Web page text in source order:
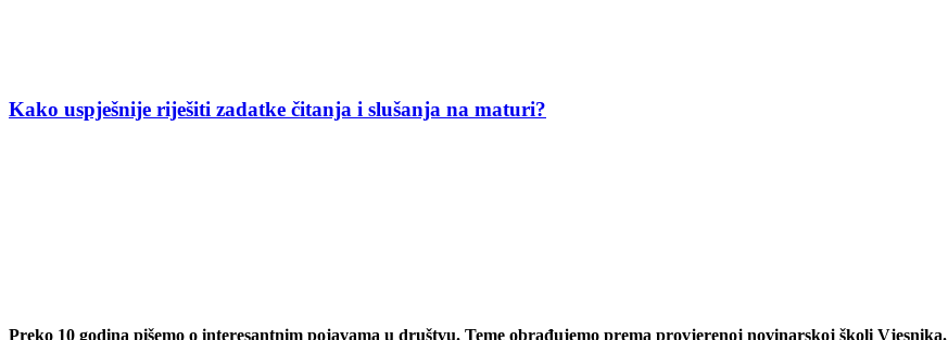
Kako uspješnije riješiti zadatke čitanja i slušanja na maturi?
Preko 10 godina pišemo o interesantnim pojavama u društvu. Teme obrađujemo prema provjerenoj novinarskoj školi Vjesnika.